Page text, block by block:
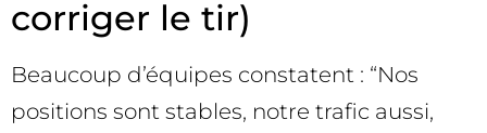
corriger le tir)
Beaucoup d’équipes constatent : “Nos
positions sont stables, notre trafic aussi,